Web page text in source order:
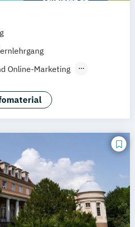
Online-Marketing
FH Burgenland)